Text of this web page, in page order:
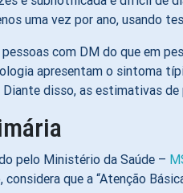
uma vez por ano, usando
com DM do que em
apresentam o sintoma
disso, as estimativas
pelo Ministério da Saúde –
que a “Atenção